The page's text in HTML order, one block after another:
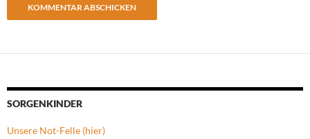
SORGENKINDER
Unsere Not-Felle (hier)